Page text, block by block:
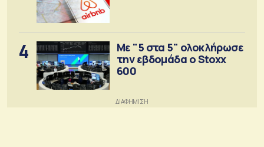
4
Με "5 στα 5" ολοκλήρωσε
την εβδομάδα ο Stoxx
600